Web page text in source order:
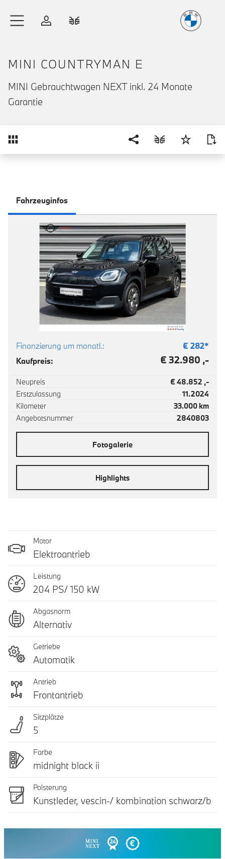
Anmelden
MINI COUNTRYMAN E
MINI Gebrauchtwagen NEXT inkl. 24 Monate
Garantie
Fahrzeuginfos
Finanzierung um monatl.: € 282*
Kaufpreis:
€ 32.980 ,-
Neupreis
€ 48.852 ,-
Erstzulassung
11.2024
Kilometer
33.000 km
Angebotsnummer
2840803
Fotogalerie
Highlights
Motor
Elektroantrieb
Leistung
204 PS/ 150 kW
Abgasnorm
Alternativ
Getriebe
Automatik
Antrieb
Frontantrieb
Sitzplätze
5
Farbe
midnight black ii
Polsterung
Kunstleder, vescin-/ kombination schwarz/b